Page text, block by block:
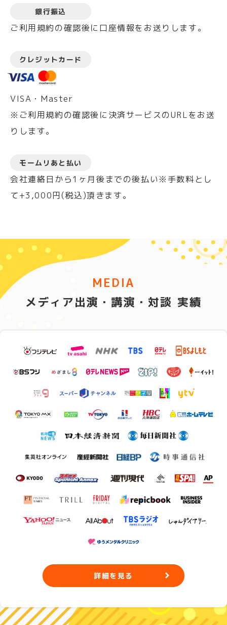
銀行振込
ご利用規約の確認後に口座情報をお送りします。
クレジットカード
VISA・Master
※ご利用規約の確認後に決済サービスのURLをお送
りします。
モームリあと払い
会社連絡日から1ヶ月後までの後払い※手数料とし
て+3,000円(税込)頂きます。
MEDIA
メディア出演・講演・対談 実績
詳細を見る